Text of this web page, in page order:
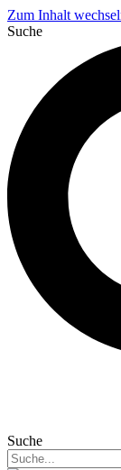
Zum Inhalt
Suche
Suche